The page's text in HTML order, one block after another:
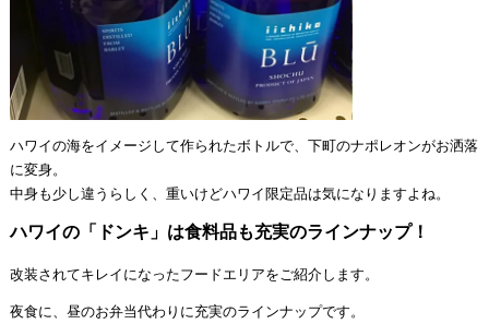
ハワイの海をイメージして作られたボトルで、下町のナポレオンがお洒落
に変身。
中身も少し違うらしく、重いけどハワイ限定品は気になりますよね。
ハワイの「ドンキ」は食料品も充実のラインナップ！
改装されてキレイになったフードエリアをご紹介します。
夜食に、昼のお弁当代わりに充実のラインナップです。